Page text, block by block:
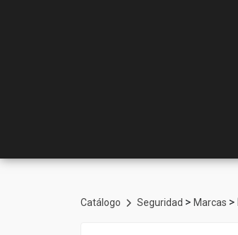
Catálogo Seguridad > Marcas >